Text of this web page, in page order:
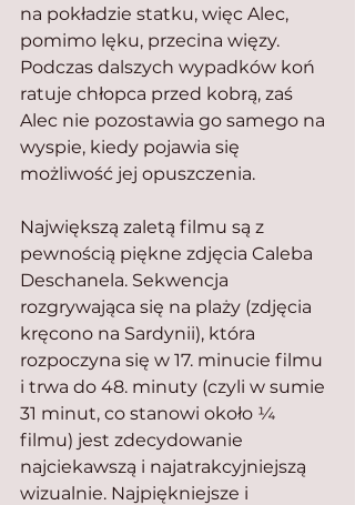
na pokładzie statku, więc Alec,
pomimo lęku, przecina więzy.
Podczas dalszych wypadków koń
ratuje chłopca przed kobrą, zaś
Alec nie pozostawia go samego na
wyspie, kiedy pojawia się
możliwość jej opuszczenia.
Największą zaletą filmu są z
pewnością piękne zdjęcia Caleba
Deschanela. Sekwencja
rozgrywająca się na plaży (zdjęcia
kręcono na Sardynii), która
rozpoczyna się w 17. minucie filmu
i trwa do 48. minuty (czyli w sumie
31 minut, co stanowi około ¼
filmu) jest zdecydowanie
najciekawszą i najatrakcyjniejszą
wizualnie. Najpiękniejsze i